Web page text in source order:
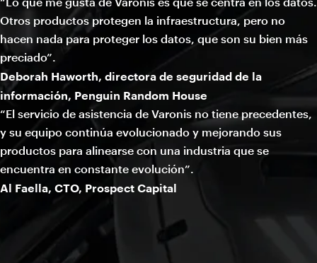
Otros productos protegen la infraestructura, pero no
hacen nada para proteger los datos, que son su bien más
preciado”.
Deborah Haworth, directora de seguridad de la
información, Penguin Random House
“El servicio de asistencia de Varonis no tiene precedentes,
y su equipo continúa evolucionado y mejorando sus
productos para alinearse con una industria que se
encuentra en constante evolución”.
Al Faella, CTO, Prospect Capital